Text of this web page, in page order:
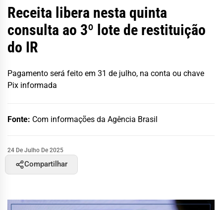
Receita libera nesta quinta
consulta ao 3º lote de restituição
do IR
Pagamento será feito em 31 de julho, na conta ou chave
Pix informada
Fonte: Com informações da Agência Brasil
24 De Julho De 2025
Compartilhar